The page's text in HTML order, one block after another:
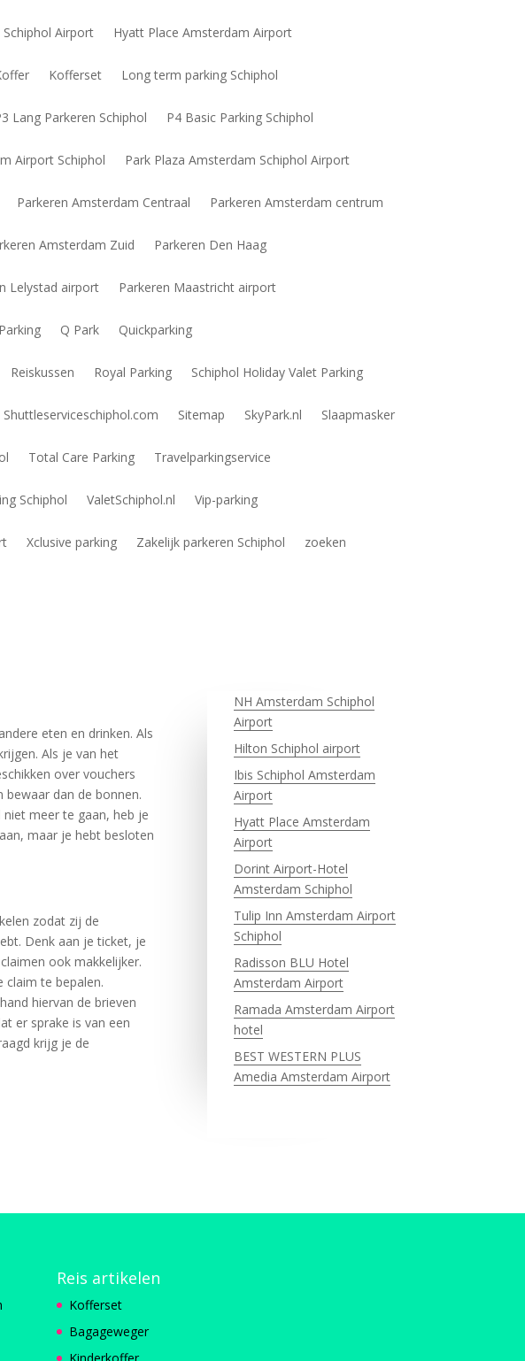
Airport Hyatt Place Amsterdam Airport
Kofferset Long term parking Schiphol
Lang Parkeren Schiphol P4 Basic Parking Schiphol
Airport Schiphol Park Plaza Amsterdam Schiphol Airport
Parkeren Amsterdam Centraal Parkeren Amsterdam centrum
Amsterdam Zuid Parkeren Den Haag
Lelystad airport Parkeren Maastricht airport
Q Park Quickparking
Reiskussen Royal Parking Schiphol Holiday Valet Parking
Shuttleserviceschiphol.com Sitemap SkyPark.nl Slaapmasker
Total Care Parking Travelparkingservice
Schiphol ValetSchiphol.nl Vip-parking
Xclusive parking Zakelijk parkeren Schiphol zoeken
eten en drinken. Als
Als je van het
over vouchers
dan de bonnen.
meer te gaan, heb je
maar je hebt besloten
zodat zij de
Denk aan je ticket, je
ook makkelijker.
claim te bepalen.
hiervan de brieven
er sprake is van een
krijg je de
NH Amsterdam Schiphol
Airport
Hilton Schiphol airport
Ibis Schiphol Amsterdam
Airport
Hyatt Place Amsterdam
Airport
Dorint Airport-Hotel
Amsterdam Schiphol
Tulip Inn Amsterdam Airport
Schiphol
Radisson BLU Hotel
Amsterdam Airport
Ramada Amsterdam Airport
hotel
BEST WESTERN PLUS
Amedia Amsterdam Airport
Reis artikelen
Kofferset
Bagageweger